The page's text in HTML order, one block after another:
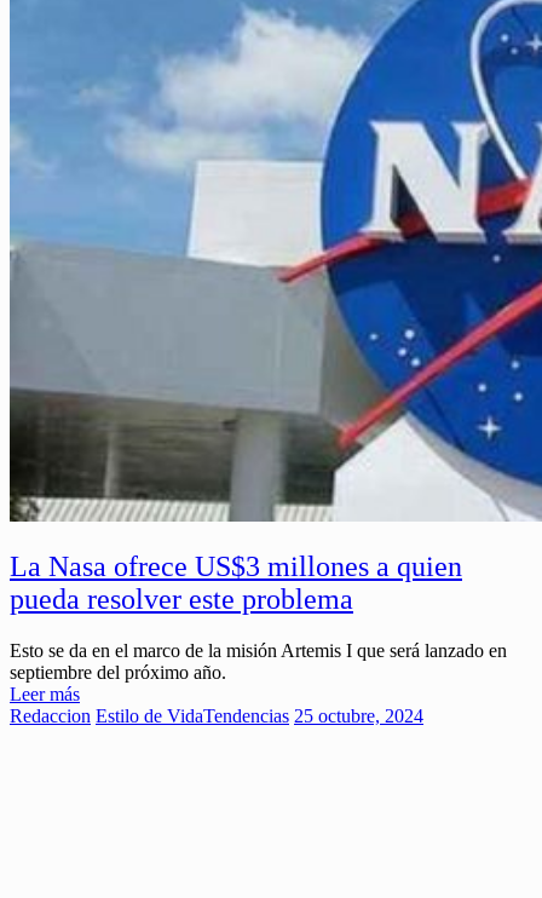
La Nasa ofrece US$3 millones a quien
pueda resolver este problema
Esto se da en el marco de la misión Artemis I que será lanzado en
septiembre del próximo año.
Leer más
Redaccion Estilo de VidaTendencias 25 octubre, 2024